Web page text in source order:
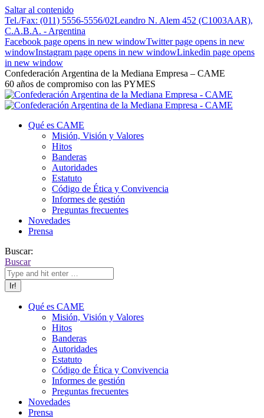
Saltar al contenido
Tel./Fax: (011) 5556-5556/02Leandro N. Alem 452 (C1003AAR),
C.A.B.A. - Argentina
Facebook page opens in new windowTwitter page opens in new
windowInstagram page opens in new windowLinkedin page opens
in new window
Confederación Argentina de la Mediana Empresa – CAME
60 años de compromiso con las PYMES
Qué es CAME
Misión, Visión y Valores
Hitos
Banderas
Autoridades
Estatuto
Código de Ética y Convivencia
Informes de gestión
Preguntas frecuentes
Novedades
Prensa
Buscar:
Buscar
Qué es CAME
Misión, Visión y Valores
Hitos
Banderas
Autoridades
Estatuto
Código de Ética y Convivencia
Informes de gestión
Preguntas frecuentes
Novedades
Prensa